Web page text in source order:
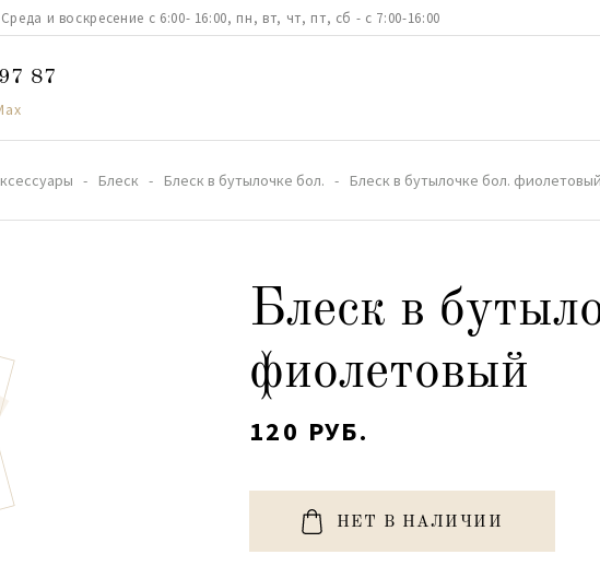
и воскресение с 6:00- 16:00, пн, вт, чт, пт, сб - с 7:00-16:00
87
Блеск Блеск в бутылочке бол. Блеск в бутылочке бол. фиолетовый
Блеск в
фиолетовый
120 РУБ.
НЕТ В НАЛИЧИИ